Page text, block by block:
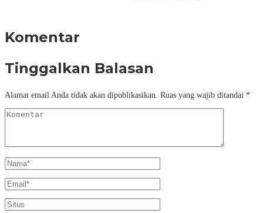
Komentar
Tinggalkan Balasan
Alamat email Anda tidak akan dipublikasikan. Ruas yang wajib ditandai *